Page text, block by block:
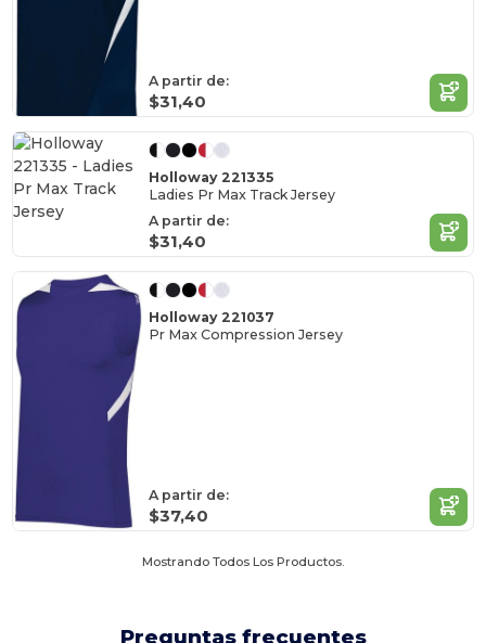
A partir de:
$31,40
Holloway 221335
Ladies Pr Max Track Jersey
A partir de:
$31,40
Holloway 221037
Pr Max Compression Jersey
A partir de:
$37,40
Mostrando Todos Los Productos.
Preguntas frecuentes